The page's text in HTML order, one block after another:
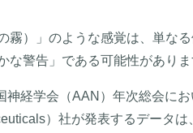
霧）」のような感覚は、単な
警告」である可能性がありま
神経学会（AAN）年次総会に
）社が発表するデータ